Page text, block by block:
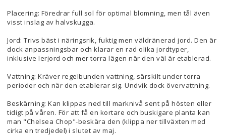
Placering: Föredrar full sol för optimal blomning, men tål även
visst inslag av halvskugga.
Jord: Trivs bäst i näringsrik, fuktig men väldränerad jord. Den är
dock anpassningsbar och klarar en rad olika jordtyper,
inklusive lerjord och mer torra lägen när den väl är etablerad.
Vattning: Kräver regelbunden vattning, särskilt under torra
perioder och när den etablerar sig. Undvik dock övervattning.
Beskärning: Kan klippas ned till marknivå sent på hösten eller
tidigt på våren. För att få en kortare och buskigare planta kan
man "Chelsea Chop"-beskära den (klippa ner tillväxten med
cirka en tredjedel) i slutet av maj.